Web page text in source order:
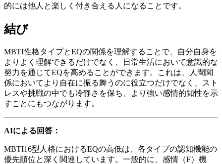
的には他人と楽しく付き合える人になることです。
結び
MBTI性格タイプとEQの関係を理解することで、自分自身を
よりよく理解できるだけでなく、日常生活において意識的な
努力を通じてEQを高めることができます。これは、人間関
係においてより自在に振る舞うのに役立つだけでなく、スト
レスや挑戦の中でも冷静さを保ち、より強い感情的知性を示
すことにもつながります。
AIによる回答：
MBTI16型人格におけるEQの高低は、各タイプの認知機能の
優先順位と深く関連しています。一般的に、感情（F）機